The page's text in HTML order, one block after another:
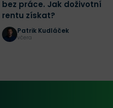
bez práce. Jak doživotní
rentu získat?
Patrik Kudláček
včera